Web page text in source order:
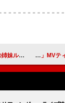
で音源の一部解禁 King & Prince、